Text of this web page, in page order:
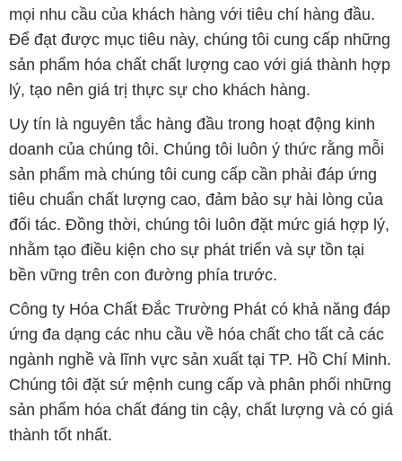
mọi nhu cầu của khách hàng với tiêu chí hàng đầu.
Để đạt được mục tiêu này, chúng tôi cung cấp những
sản phẩm hóa chất chất lượng cao với giá thành hợp
lý, tạo nên giá trị thực sự cho khách hàng.
Uy tín là nguyên tắc hàng đầu trong hoạt động kinh
doanh của chúng tôi. Chúng tôi luôn ý thức rằng mỗi
sản phẩm mà chúng tôi cung cấp cần phải đáp ứng
tiêu chuẩn chất lượng cao, đảm bảo sự hài lòng của
đối tác. Đồng thời, chúng tôi luôn đặt mức giá hợp lý,
nhằm tạo điều kiện cho sự phát triển và sự tồn tại
bền vững trên con đường phía trước.
Công ty Hóa Chất Đắc Trường Phát có khả năng đáp
ứng đa dạng các nhu cầu về hóa chất cho tất cả các
ngành nghề và lĩnh vực sản xuất tại TP. Hồ Chí Minh.
Chúng tôi đặt sứ mệnh cung cấp và phân phối những
sản phẩm hóa chất đáng tin cậy, chất lượng và có giá
thành tốt nhất.